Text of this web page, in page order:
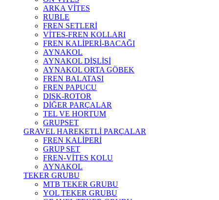
ARKA VİTES
RUBLE
FREN SETLERİ
VİTES-FREN KOLLARI
FREN KALİPERİ-BACAĞI
AYNAKOL
AYNAKOL DİŞLİSİ
AYNAKOL ORTA GÖBEK
FREN BALATASI
FREN PAPUCU
DISK-ROTOR
DİĞER PARÇALAR
TEL VE HORTUM
GRUPSET
GRAVEL HAREKETLİ PARÇALAR
FREN KALİPERİ
GRUP SET
FREN-VİTES KOLU
AYNAKOL
TEKER GRUBU
MTB TEKER GRUBU
YOL TEKER GRUBU